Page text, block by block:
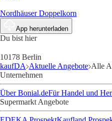
Nordhäuser Doppelkorn
App herunterladen
Du bist hier
10178 Berlin
kaufDA Aktuelle Angebote Alle
Unternehmen
Über Bonial.deFür Handel und
Supermarkt Angebote